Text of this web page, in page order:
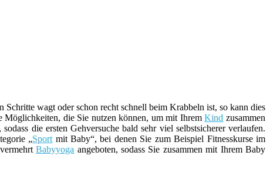
Schritte wagt oder schon recht schnell beim Krabbeln ist, so kann dies
Möglichkeiten, die Sie nutzen können, um mit IhremKind zusammen
die ersten Gehversuche bald sehr viel selbstsicherer verlaufen.
„Sport mit Baby“, bei denen Sie zum Beispiel Fitnesskurse im
Babyyoga angeboten, sodass Sie zusammen mit Ihrem Baby